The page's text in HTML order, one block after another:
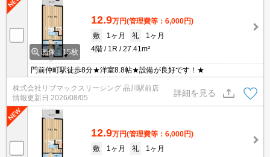
画像：15枚
12.9万円(管理費等：6,000円)
敷
1ヶ月 礼
1ヶ月
4階
1R 27.41m²
門前仲町駅徒歩8分★洋室8.8帖★設備が良好です！★
株式会社リブマックスリーシング 品川駅前店
情報更新日 2026/08/05
詳細を見る
12.9万円(管理費等：6,000円)
敷
1ヶ月 礼
1ヶ月